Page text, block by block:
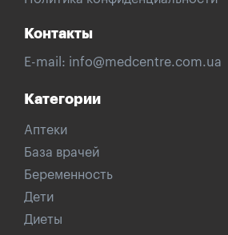
Контакты
E-mail: info@medcentre.com.ua
Категории
Аптеки
База врачей
Беременность
Дети
Диеты